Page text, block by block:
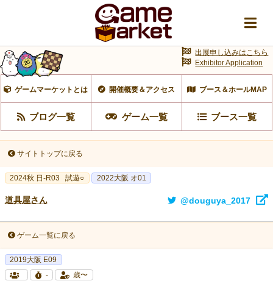
ゲームマーケットとは 開催概要＆アクセス ブース＆ホールMAP
ブログ一覧 ゲーム一覧 ブース一覧
出展申し込みはこちら
Exhibitor Application
サイトトップに戻る
2024秋 日-R03 試遊○ 2022大阪 オ01
道具屋さん @douguya_2017
ゲーム一覧に戻る
2019大阪 E09
-
歳〜